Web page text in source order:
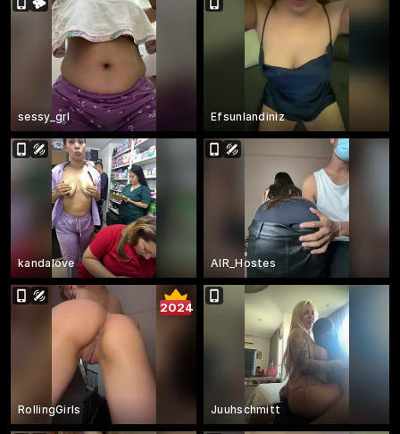
sessy_grl Efsunlandiniz
kandalove AIR_Hostes
2024
RollingGirls Juuhschmitt